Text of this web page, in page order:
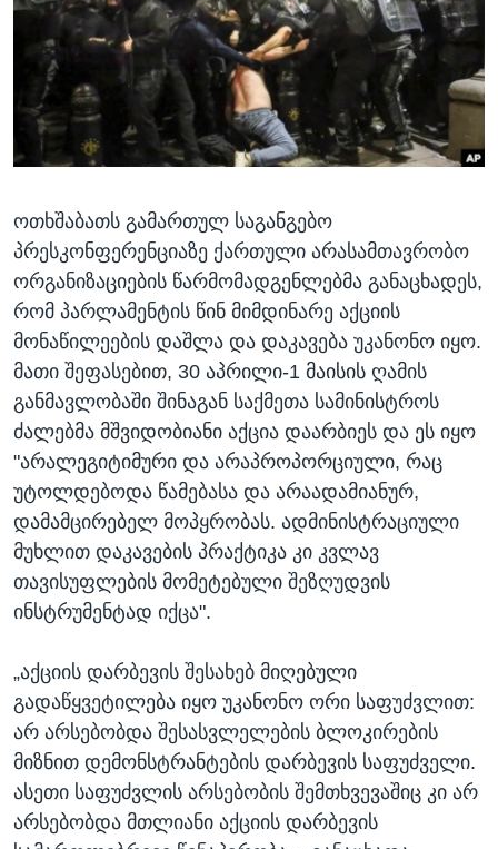
ᲡᲢᲣᲓᲘᲐ ᲕᲐᲨᲘᲜᲒᲢᲝᲜᲘ
ᲔᲙᲝᲜᲝᲛᲘᲙᲐ
ᲯᲐᲜᲛᲠᲗᲔᲚᲝᲑᲐ
ᲛᲔᲪᲜᲘᲔᲠᲔᲑᲐ
ᲘᲜᲢᲔᲠᲕᲘᲣ
ᲒᲐᲚᲘᲚᲔᲝ
ᲓᲔᲖᲘᲜᲤᲝᲠᲛᲐᲪᲘᲐ
Learning English
ᲗᲕᲐᲚᲘ ᲒᲕᲐᲓᲔᲕᲜᲔᲗ
ოთხშაბათს გამართულ საგანგებო
პრესკონფერენციაზე ქართული არასამთავრობო
ორგანიზაციების წარმომადგენლებმა განაცხადეს,
რომ პარლამენტის წინ მიმდინარე აქციის
მონაწილეების დაშლა და დაკავება უკანონო იყო.
მათი შეფასებით, 30 აპრილი-1 მაისის ღამის
განმავლობაში შინაგან საქმეთა სამინისტროს
ძალებმა მშვიდობიანი აქცია დაარბიეს და ეს იყო
"არალეგიტიმური და არაპროპორციული, რაც
უტოლდებოდა წამებასა და არაადამიანურ,
დამამცირებელ მოპყრობას. ადმინისტრაციული
მუხლით დაკავების პრაქტიკა კი კვლავ
თავისუფლების მომეტებული შეზღუდვის
ინსტრუმენტად იქცა".
„აქციის დარბევის შესახებ მიღებული
გადაწყვეტილება იყო უკანონო ორი საფუძვლით:
არ არსებობდა შესასვლელების ბლოკირების
მიზნით დემონსტრანტების დარბევის საფუძველი.
ასეთი საფუძვლის არსებობის შემთხვევაშიც კი არ
არსებობდა მთლიანი აქციის დარბევის